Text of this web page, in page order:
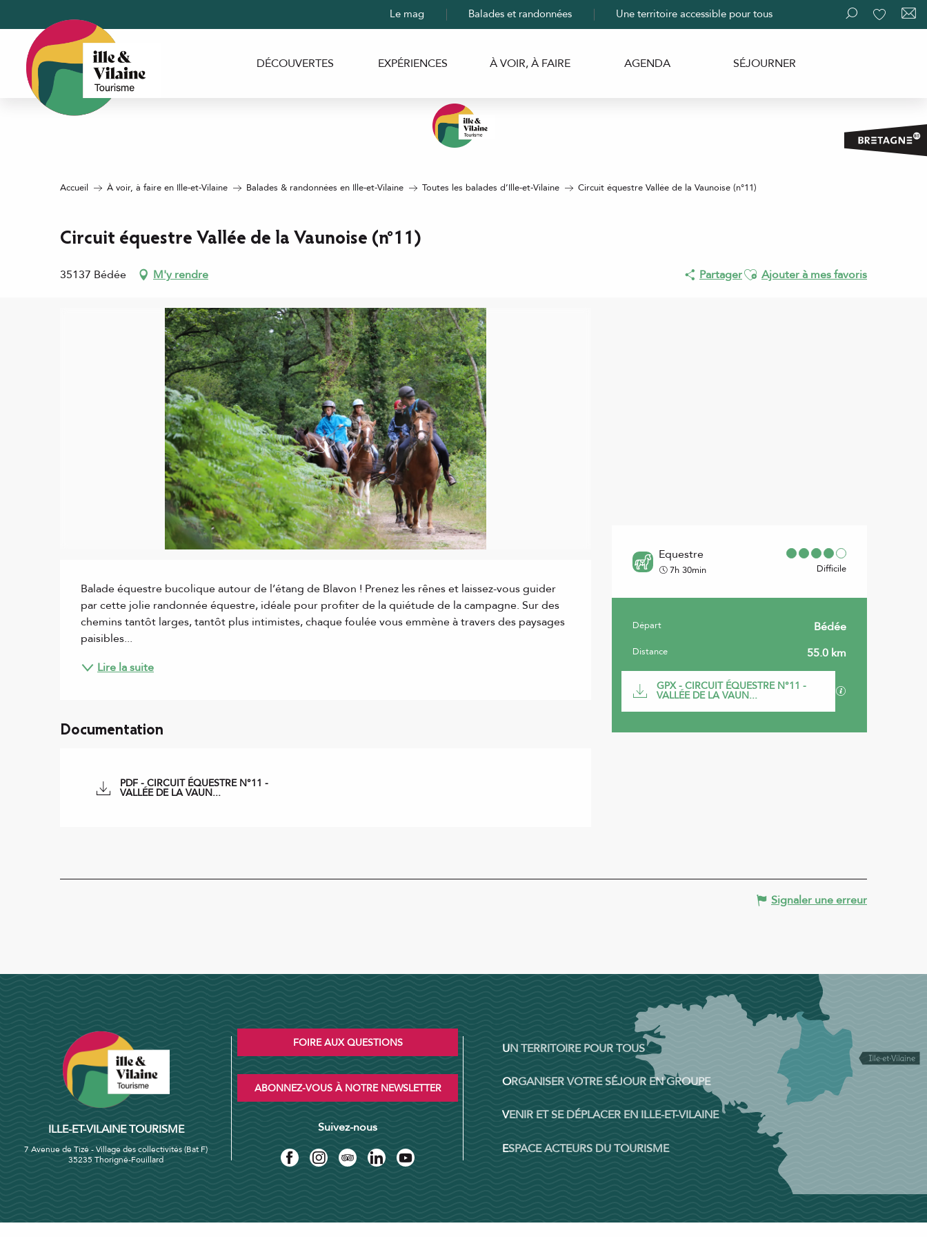
contenu
principal
Recherche
Le mag Balades et randonnées Une territoire accessible pour tous
DÉCOUVERTES EXPÉRIENCES À VOIR, À FAIRE AGENDA SÉJOURNER
Accueil À voir, à faire en Ille-et-Vilaine Balades & randonnées en Ille-et-Vilaine Toutes les balades d’Ille-et-Vilaine Circuit équestre Vallée de la Vaunoise (n°11)
Circuit équestre Vallée de la Vaunoise (n°11)
35137 Bédée M'y rendre PartagerAjouter aux favoris
Ajouter à mes favoris
Equestre
7h 30min Difficile
Informations pratiques
Départ Bédée
Distance 55.0 km
Documentation
GPX - CIRCUIT ÉQUESTRE N°11 -
VALLÉE DE LA VAUN...
Balade équestre bucolique autour de l’étang de Blavon ! Prenez les rênes et laissez-vous guider
par cette jolie randonnée équestre, idéale pour profiter de la quiétude de la campagne. Sur des
chemins tantôt larges, tantôt plus intimistes, chaque foulée vous emmène à travers des paysages
paisibles...
Lire la suite
Documentation
PDF - CIRCUIT ÉQUESTRE N°11 -
VALLÉE DE LA VAUN...
Signaler une erreur
ILLE-ET-VILAINE TOURISME
7 Avenue de Tizé - Village des collectivités (Bat F)
35235 Thorigné-Fouillard
FOIRE AUX QUESTIONS
ABONNEZ-VOUS À NOTRE NEWSLETTER
Suivez-nous
UN TERRITOIRE POUR TOUS
ORGANISER VOTRE SÉJOUR EN GROUPE
VENIR ET SE DÉPLACER EN ILLE-ET-VILAINE
ESPACE ACTEURS DU TOURISME